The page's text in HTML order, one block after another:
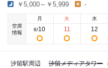
￥5,000～￥5,999 -
空席
情報
月
8/10
火
11
水
12
汐留駅周辺 汐留メディアタワー